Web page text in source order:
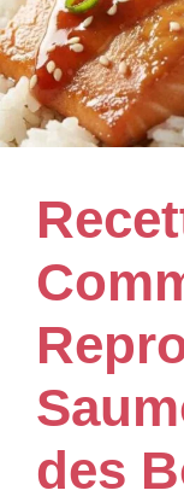
des